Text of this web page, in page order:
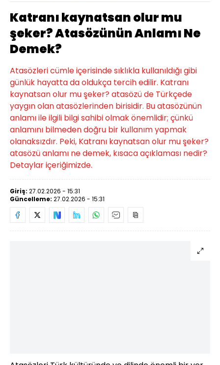
Katranı kaynatsan olur mu
şeker? Atasözünün Anlamı Ne
Demek?
Atasözleri cümle içerisinde sıklıkla kullanıldığı gibi
günlük hayatta da oldukça tercih edilir. Katranı
kaynatsan olur mu şeker? atasözü de Türkçede
yaygın olan atasözlerinden birisidir. Bu atasözünün
anlamı ile ilgili bilgi sahibi olmak önemlidir; çünkü
anlamını bilmeden doğru bir kullanım yapmak
olanaksızdır. Peki, Katranı kaynatsan olur mu şeker?
atasözü anlamı ne demek, kısaca açıklaması nedir?
Detaylar içeriğimizde.
Giriş: 27.02.2026 - 15:31
Güncelleme: 27.02.2026 - 15:31